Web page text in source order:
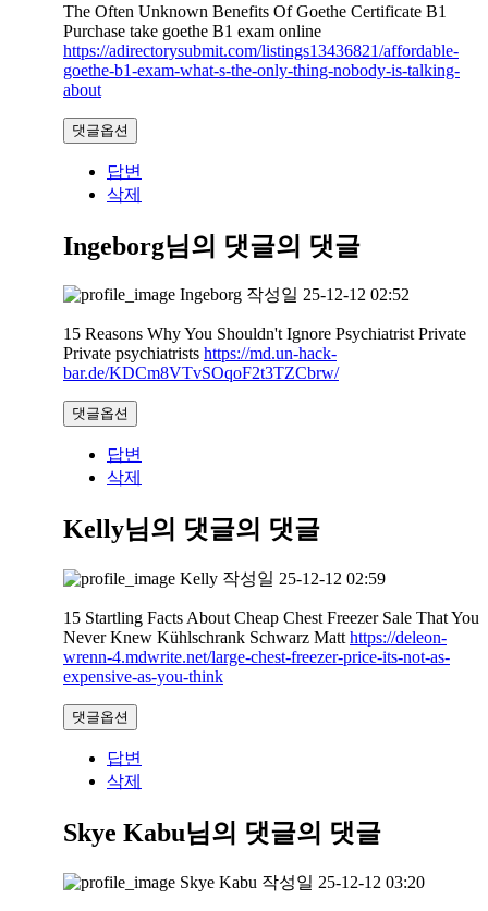
The Often Unknown Benefits Of Goethe Certificate B1
Purchase take goethe B1 exam online
https://adirectorysubmit.com/listings13436821/affordable-
goethe-b1-exam-what-s-the-only-thing-nobody-is-talking-
about
댓글옵션
답변
삭제
Ingeborg님의 댓글의 댓글
Ingeborg 작성일 25-12-12 02:52
15 Reasons Why You Shouldn't Ignore Psychiatrist Private
Private psychiatrists https://md.un-hack-
bar.de/KDCm8VTvSOqoF2t3TZCbrw/
댓글옵션
답변
삭제
Kelly님의 댓글의 댓글
Kelly 작성일 25-12-12 02:59
15 Startling Facts About Cheap Chest Freezer Sale That You
Never Knew Kühlschrank Schwarz Matt https://deleon-
wrenn-4.mdwrite.net/large-chest-freezer-price-its-not-as-
expensive-as-you-think
댓글옵션
답변
삭제
Skye Kabu님의 댓글의 댓글
Skye Kabu 작성일 25-12-12 03:20